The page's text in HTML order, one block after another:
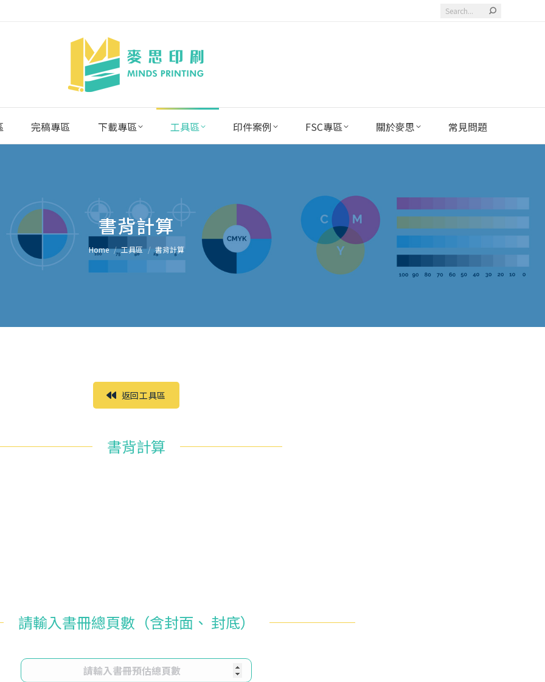
Search:
完稿專區 下載專區 工具區 印件案例 FSC專區 關於麥思 常見問題
書背計算
You are here:
Home 工具區 書背計算
返回工具區
書背計算
請輸入書冊總頁數（含封面、 封底）